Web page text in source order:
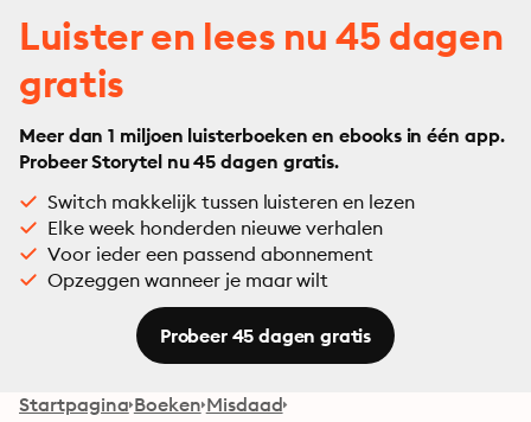
Luister en lees nu 45 dagen
gratis
Meer dan 1 miljoen luisterboeken en ebooks in één app.
Probeer Storytel nu 45 dagen gratis.
Switch makkelijk tussen luisteren en lezen
Elke week honderden nieuwe verhalen
Voor ieder een passend abonnement
Opzeggen wanneer je maar wilt
Probeer 45 dagen gratis
Startpagina Boeken Misdaad